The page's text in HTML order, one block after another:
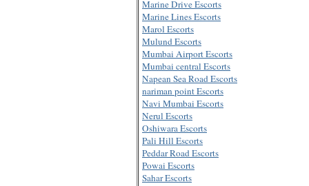
Marine Drive Escorts
Marine Lines Escorts
Marol Escorts
Mulund Escorts
Mumbai Airport Escorts
Mumbai central Escorts
Napean Sea Road Escorts
nariman point Escorts
Navi Mumbai Escorts
Nerul Escorts
Oshiwara Escorts
Pali Hill Escorts
Peddar Road Escorts
Powai Escorts
Sahar Escorts